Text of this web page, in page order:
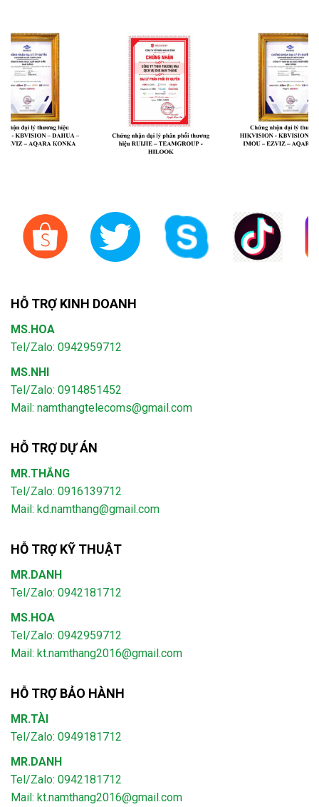
HỖ TRỢ KINH DOANH
MS.HOA
Tel/Zalo: 0942959712
MS.NHI
Tel/Zalo: 0914851452
Mail: namthangtelecoms@gmail.com
HỖ TRỢ DỰ ÁN
MR.THẮNG
Tel/Zalo: 0916139712
Mail: kd.namthang@gmail.com
HỖ TRỢ KỸ THUẬT
MR.DANH
Tel/Zalo: 0942181712
MS.HOA
Tel/Zalo: 0942959712
Mail: kt.namthang2016@gmail.com
HỖ TRỢ BẢO HÀNH
MR.TÀI
Tel/Zalo: 0949181712
MR.DANH
Tel/Zalo: 0942181712
Mail: kt.namthang2016@gmail.com